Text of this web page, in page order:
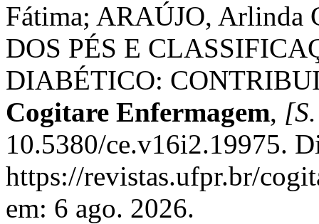
Fátima; ARAÚJO, Arlinda
DOS PÉS E
DIABÉTICO:
Cogitare Enfermagem,
10.5380/ce.v16i2.19975.
https://revistas.ufpr.br/
em: 6 ago. 2026.